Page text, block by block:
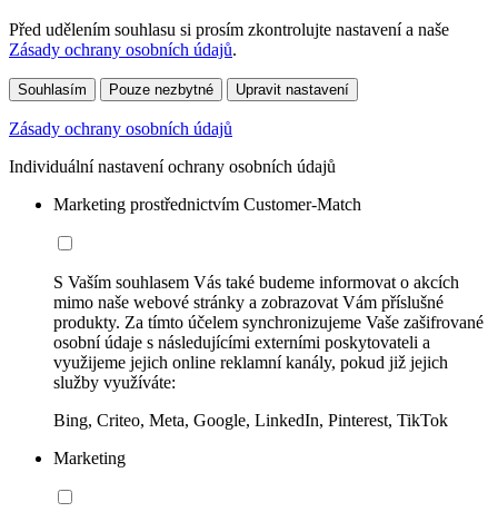
Před udělením souhlasu si prosím zkontrolujte nastavení a naše
Zásady ochrany osobních údajů.
Souhlasím Pouze nezbytné Upravit nastavení
Zásady ochrany osobních údajů
Individuální nastavení ochrany osobních údajů
Marketing prostřednictvím Customer-Match
S Vaším souhlasem Vás také budeme informovat o akcích
mimo naše webové stránky a zobrazovat Vám příslušné
produkty. Za tímto účelem synchronizujeme Vaše zašifrované
osobní údaje s následujícími externími poskytovateli a
využijeme jejich online reklamní kanály, pokud již jejich
služby využíváte:
Bing, Criteo, Meta, Google, LinkedIn, Pinterest, TikTok
Marketing